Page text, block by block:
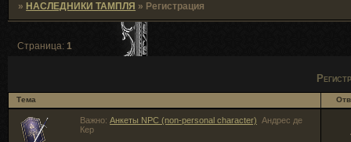
» НАСЛЕДНИКИ ТАМПЛЯ » Регистрация
Страница: 1
Тема
Важно: Анкеты NPC (non-personal character) Андрес де
Кер